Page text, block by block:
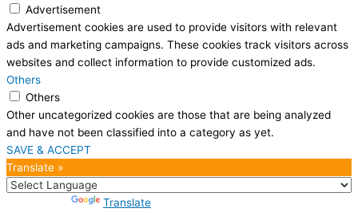
Advertisement
Advertisement cookies are used to provide visitors with relevant
ads and marketing campaigns. These cookies track visitors across
websites and collect information to provide customized ads.
Others
Others
Other uncategorized cookies are those that are being analyzed
and have not been classified into a category as yet.
SAVE & ACCEPT
Translate »
Translate